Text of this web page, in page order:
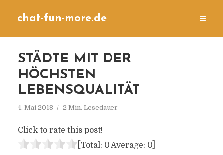
chat-fun-more.de
STÄDTE MIT DER
HÖCHSTEN
LEBENSQUALITÄT
4. Mai 2018 2 Min. Lesedauer
Click to rate this post!
[Total: 0 Average: 0]